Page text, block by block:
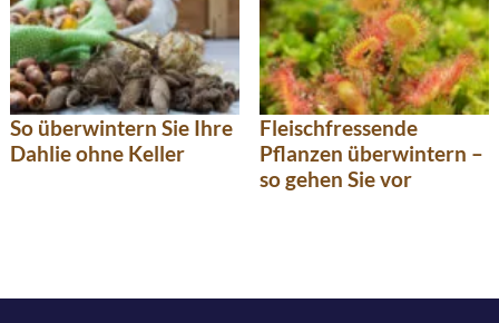
So überwintern Sie Ihre
Dahlie ohne Keller
Fleischfressende
Pflanzen überwintern –
so gehen Sie vor